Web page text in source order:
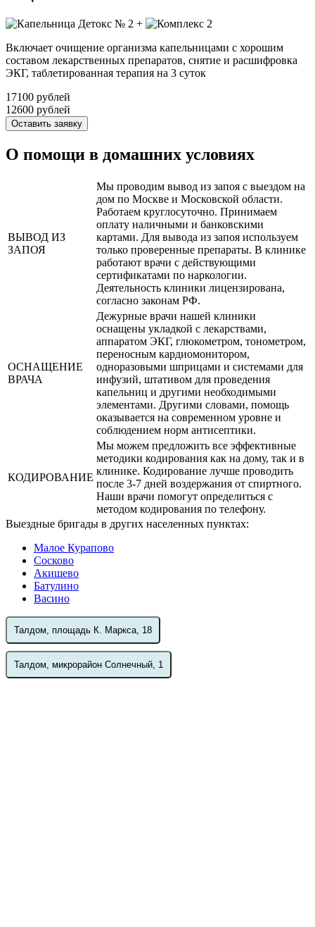
+
Включает очищение организма капельницами с хорошим
составом лекарственных препаратов, снятие и расшифровка
ЭКГ, таблетированная терапия на 3 суток
17100 рублей
12600 рублей
Оставить заявку
О помощи в домашних условиях
ВЫВОД ИЗ
ЗАПОЯ
Мы проводим вывод из запоя с выездом на
дом по Москве и Московской области.
Работаем круглосуточно. Принимаем
оплату наличными и банковскими
картами. Для вывода из запоя используем
только проверенные препараты. В клинике
работают врачи с действующими
сертификатами по наркологии.
Деятельность клиники лицензирована,
согласно законам РФ.
ОСНАЩЕНИЕ
ВРАЧА
Дежурные врачи нашей клиники
оснащены укладкой с лекарствами,
аппаратом ЭКГ, глюкометром, тонометром,
переносным кардиомонитором,
одноразовыми шприцами и системами для
инфузий, штативом для проведения
капельниц и другими необходимыми
элементами. Другими словами, помощь
оказывается на современном уровне и
соблюдением норм антисептики.
КОДИРОВАНИЕ
Мы можем предложить все эффективные
методики кодирования как на дому, так и в
клинике. Кодирование лучше проводить
после 3-7 дней воздержания от спиртного.
Наши врачи помогут определиться с
методом кодирования по телефону.
Выездные бригады в других населенных пунктах:
Малое Курапово
Сосково
Акишево
Батулино
Васино
Талдом, площадь К. Маркса, 18
Талдом, микрорайон Солнечный, 1